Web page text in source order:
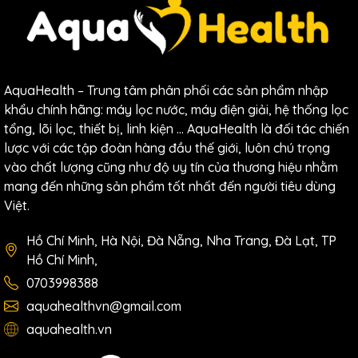
Thương hiệu A.O Smith - Dấu ấn hơn 150 năm tại Mỹ
Các chỉ số vận hành chi tiết của máy lọc nước A.O Smith
LUX-AOU800HOT phản ánh năng lực hoạt động vô cùng
mạnh mẽ ẩn bên trong một kết cấu tối giản, siêu gọn
nhẹ:
Tên sản phẩm
AquaHealth – Trung tâm phân phối các sản phẩm nhập
khẩu chính hãng: máy lọc nước, máy điện giải, hệ thống lọc
tổng, lõi lọc, thiết bị, linh kiện … AquaHealth là đối tác chiến
lược với các tập đoàn hàng đầu thế giới, luôn chú trọng
vào chất lượng cũng như độ uy tín của thương hiệu nhằm
mang đến những sản phẩm tốt nhất đến người tiêu dùng
Việt.
Hồ Chí Minh, Hà Nội, Đà Nẵng, Nha Trang, Đà Lạt, TP
Hồ Chí Minh,
0703998388
aquahealthvn@gmail.com
aquahealth.vn